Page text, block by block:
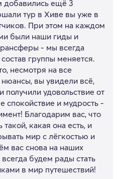
добавились ещё 3
тур в Хиве вы уже в
При этом на каждом
были наши гиды и
- мы всегда
группы меняется.
несмотря на все
вы увидели всё,
получили удовольствие от
спокойствие и мудрость -
Благодарим вас, что
какая она есть, и
мир с лёгкостью и
вас снова на наших
будем рады стать
в мир путешествий!